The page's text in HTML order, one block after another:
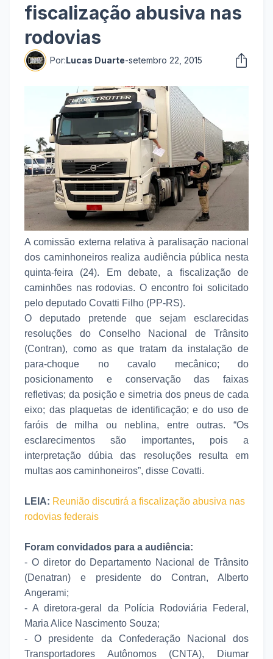
fiscalização abusiva nas
rodovias
Por:Lucas Duarte-setembro 22, 2015
A comissão externa relativa à paralisação nacional
dos caminhoneiros realiza audiência pública nesta
quinta-feira (24). Em debate, a fiscalização de
caminhões nas rodovias. O encontro foi solicitado
pelo deputado Covatti Filho (PP-RS).
O deputado pretende que sejam esclarecidas
resoluções do Conselho Nacional de Trânsito
(Contran), como as que tratam da instalação de
para-choque no cavalo mecânico; do
posicionamento e conservação das faixas
refletivas; da posição e simetria dos pneus de cada
eixo; das plaquetas de identificação; e do uso de
faróis de milha ou neblina, entre outras. “Os
esclarecimentos são importantes, pois a
interpretação dúbia das resoluções resulta em
multas aos caminhoneiros”, disse Covatti.
LEIA: Reunião discutirá a fiscalização abusiva nas
rodovias federais
Foram convidados para a audiência:
- O diretor do Departamento Nacional de Trânsito
(Denatran) e presidente do Contran, Alberto
Angerami;
- A diretora-geral da Polícia Rodoviária Federal,
Maria Alice Nascimento Souza;
- O presidente da Confederação Nacional dos
Transportadores Autônomos (CNTA), Diumar